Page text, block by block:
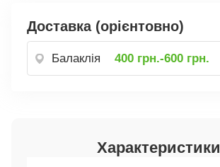
Доставка (орієнтовно)
Балаклія 400 грн.-600 грн.
Характеристики